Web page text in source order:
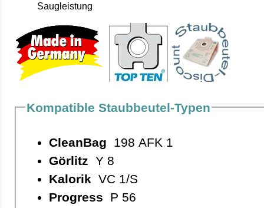
Saugleistung
Kompatible Staubbeutel-Typen
CleanBag 198 AFK 1
Görlitz Y 8
Kalorik VC 1/S
Progress P 56